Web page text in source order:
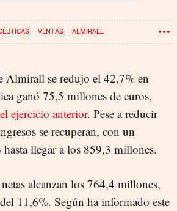
VENTAS ALMIRALL
Almirall se redujo el 42,7% en
ganó 75,5 millones de euros,
ejercicio anterior. Pese a reducir
se recuperan, con un
llegar a los 859,3 millones.
alcanzan los 764,4 millones,
11,6%. Según ha informado este